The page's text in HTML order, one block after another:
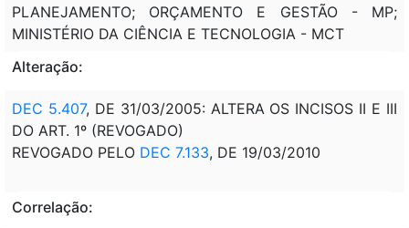
PLANEJAMENTO; ORÇAMENTO E GESTÃO - MP;
MINISTÉRIO DA CIÊNCIA E TECNOLOGIA - MCT
Alteração:
DEC 5.407, DE 31/03/2005: ALTERA OS INCISOS II E III
DO ART. 1º (REVOGADO)
REVOGADO PELO DEC 7.133, DE 19/03/2010
Correlação: